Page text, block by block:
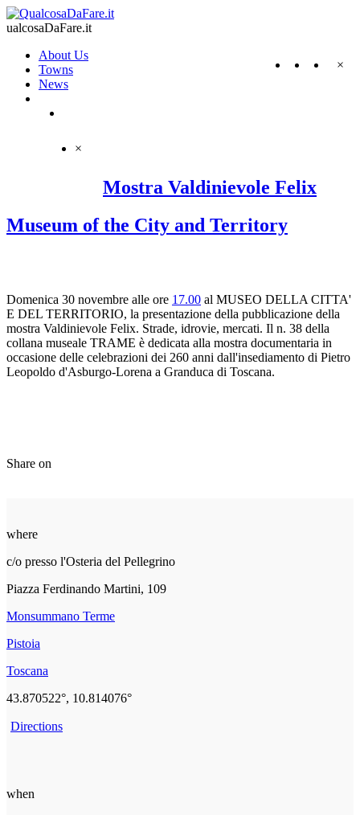
ualcosaDaFare.it
×
About Us
Towns
News
×
Mostra Valdinievole Felix
Museum of the City and Territory
Domenica 30 novembre alle ore 17.00 al MUSEO DELLA CITTA'
E DEL TERRITORIO, la presentazione della pubblicazione della
mostra Valdinievole Felix. Strade, idrovie, mercati. Il n. 38 della
collana museale TRAME è dedicata alla mostra documentaria in
occasione delle celebrazioni dei 260 anni dall'insediamento di Pietro
Leopoldo d'Asburgo-Lorena a Granduca di Toscana.
Share on
where
c/o presso l'Osteria del Pellegrino
Piazza Ferdinando Martini, 109
Monsummano Terme
Pistoia
Toscana
43.870522°, 10.814076°
Directions
when